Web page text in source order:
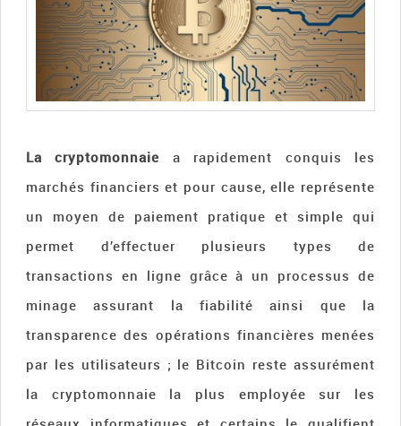
La cryptomonnaie a rapidement conquis les
marchés financiers et pour cause, elle représente
un moyen de paiement pratique et simple qui
permet d’effectuer plusieurs types de
transactions en ligne grâce à un processus de
minage assurant la fiabilité ainsi que la
transparence des opérations financières menées
par les utilisateurs ; le Bitcoin reste assurément
la cryptomonnaie la plus employée sur les